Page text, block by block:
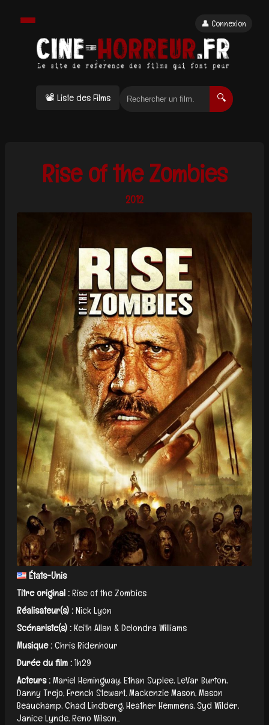
📽 Liste des Films 🔍
👤 Connexion
Rise of the Zombies
2012
États-Unis
Titre original :Rise of the Zombies
Réalisateur(s) :Nick Lyon
Scénariste(s) :Keith Allan & Delondra Williams
Musique :Chris Ridenhour
Durée du film :1h29
Acteurs :Mariel Hemingway, Ethan Suplee, LeVar Burton,
Danny Trejo, French Stewart, Mackenzie Mason, Mason
Beauchamp, Chad Lindberg, Heather Hemmens, Syd Wilder,
Janice Lynde, Reno Wilson...